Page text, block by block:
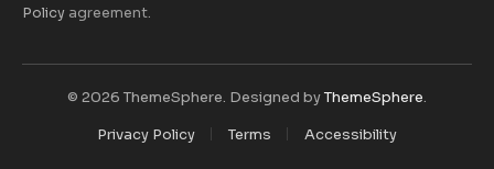
Policy agreement.
© 2026 ThemeSphere. Designed byThemeSphere.
Privacy Policy
Terms Accessibility